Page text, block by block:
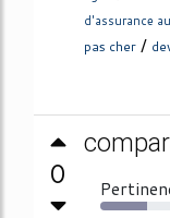
d'assurance
pas cher /
0
61%